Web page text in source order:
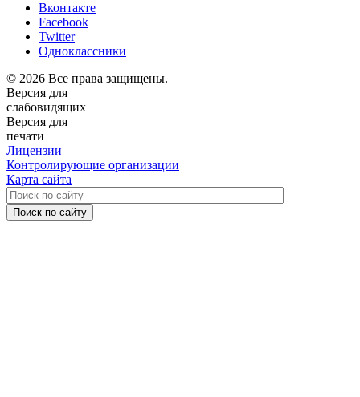
Вконтакте
Facebook
Twitter
Одноклассники
© 2026 Все права защищены.
Версия для
слабовидящих
Версия для
печати
Лицензии
Контролирующие организации
Карта сайта
Поиск по сайту